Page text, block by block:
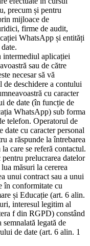
precum și pentru
mijloace de
firme de audit,
WhatsApp și entități
intermediul aplicației
sau de către
necesar să vă
de deschidere a contului
cu caracter
de date (în funcție de
WhatsApp) sub forma
telefon. Operatorul de
date cu caracter personal
a răspunde la întrebarea
care se referă contactul.
prelucrarea datelor
măsuri la cererea
unui contract sau a unui
în conformitate cu
și Educație (art. 6 alin.
interesul legitim al
f din RGPD) constând
legată de
de date (art. 6 alin. 1